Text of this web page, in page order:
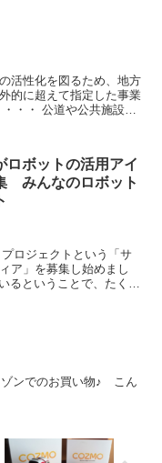
活性化を図るため、地方
的に超えて指定した事業
・・ 公道や公共施設を
ロボットの活用アイ
みんなのロボット
ロジェクトという「サ
ア」を募集し始めまし
ゾンでのお買い物♪ こん